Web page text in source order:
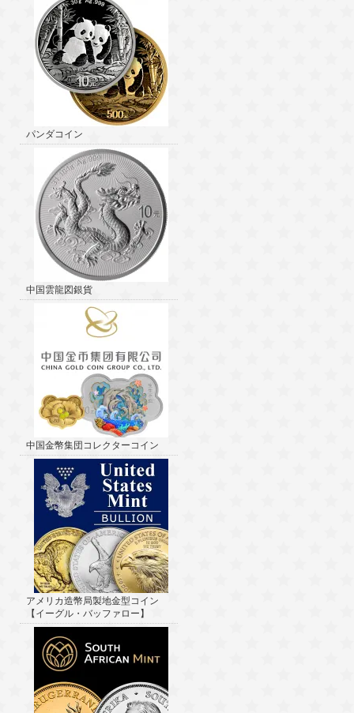
パンダコイン
中国雲龍図銀貨
中国金幣集団コレクターコイン
アメリカ造幣局製地金型コイン
【イーグル・バッファロー】